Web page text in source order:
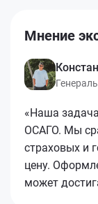
Мнение
«Наша
ОСАГО. Мы
страховых и
цену.
может